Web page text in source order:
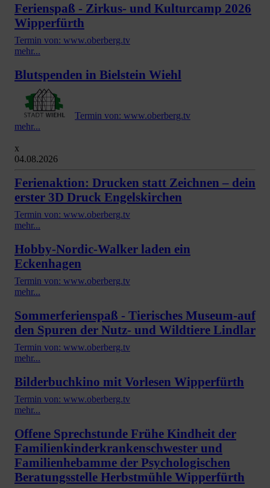
Ferienspaß - Zirkus- und Kulturcamp 2026
Wipperfürth
Termin von: www.oberberg.tv
mehr...
Blutspenden in Bielstein Wiehl
Termin von: www.oberberg.tv
mehr...
x
04.08.2026
Ferienaktion: Drucken statt Zeichnen – dein
erster 3D Druck Engelskirchen
Termin von: www.oberberg.tv
mehr...
Hobby-Nordic-Walker laden ein
Eckenhagen
Termin von: www.oberberg.tv
mehr...
Sommerferienspaß - Tierisches Museum-auf
den Spuren der Nutz- und Wildtiere Lindlar
Termin von: www.oberberg.tv
mehr...
Bilderbuchkino mit Vorlesen Wipperfürth
Termin von: www.oberberg.tv
mehr...
Offene Sprechstunde Frühe Kindheit der
Familienkinderkrankenschwester und
Familienhebamme der Psychologischen
Beratungsstelle Herbstmühle Wipperfürth